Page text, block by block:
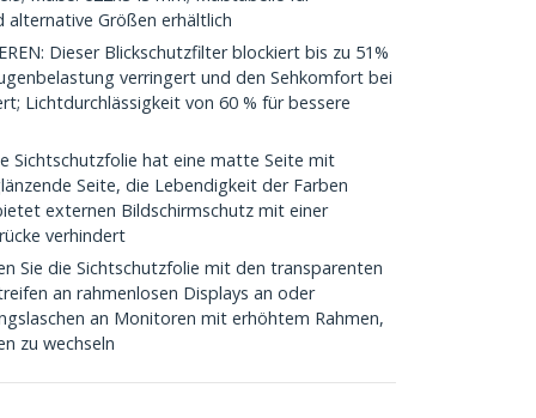
Größen erhältlich
Dieser Blickschutzfilter blockiert bis zu 51%
verringert und den Sehkomfort bei
Lichtdurchlässigkeit von 60 % für bessere
Sichtschutzfolie hat eine matte Seite mit
Seite, die Lebendigkeit der Farben
externen Bildschirmschutz mit einer
verhindert
Sie die Sichtschutzfolie mit den transparenten
an rahmenlosen Displays an oder
an Monitoren mit erhöhtem Rahmen,
zu wechseln